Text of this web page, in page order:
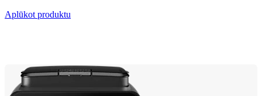
Aplūkot produktu